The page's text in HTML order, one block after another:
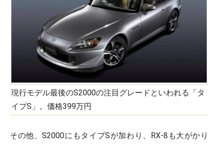
現行モデル最後のS2000の注目グレードといわれる「タ
イプS」。価格399万円
その他、S2000にもタイプSが加わり、RX-8も大がかり